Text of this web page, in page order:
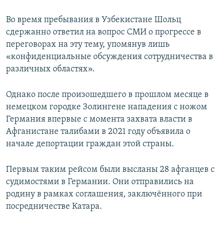
Во время пребывания в Узбекистане Шольц
сдержанно ответил на вопрос СМИ о прогрессе в
переговорах на эту тему, упомянув лишь
«конфиденциальные обсуждения сотрудничества в
различных областях».
Однако после произошедшего в прошлом месяце в
немецком городке Золингене нападения с ножом
Германия впервые с момента захвата власти в
Афганистане талибами в 2021 году объявила о
начале депортации граждан этой страны.
Первым таким рейсом были высланы 28 афганцев с
судимостями в Германии. Они отправились на
родину в рамках соглашения, заключённого при
посредничестве Катара.